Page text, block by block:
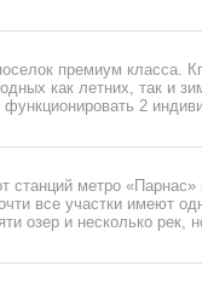
премиум класса.
как летних, так и
функционировать 2
станций метро
все участки имеют
озер и несколько рек,